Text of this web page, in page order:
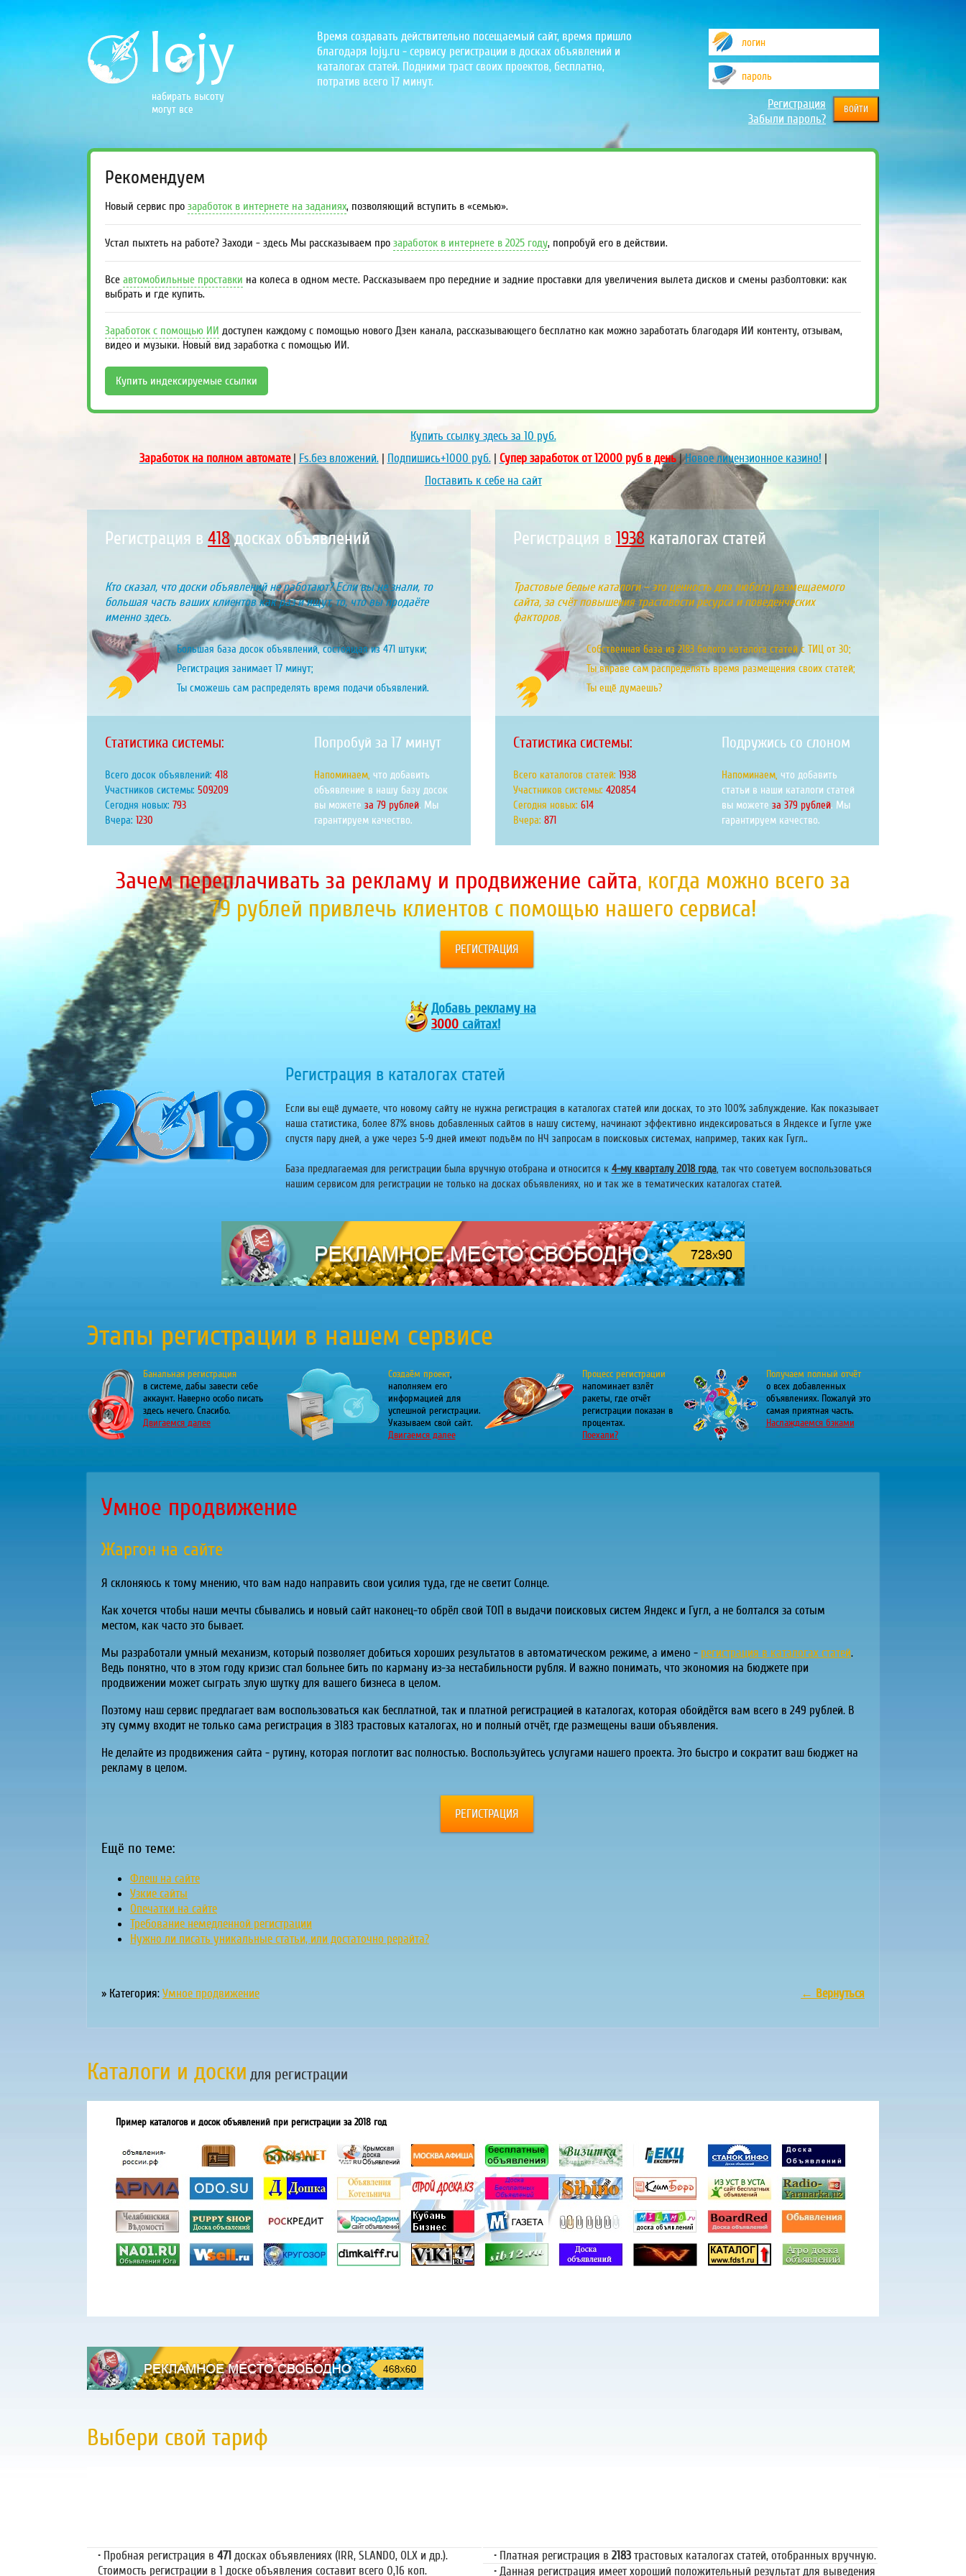
набирать высоту
могут все
Время создавать действительно посещаемый сайт, время пришло
благодаря lojy.ru - сервису регистрации в досках объявлений и
каталогах статей. Подними траст своих проектов, бесплатно,
потратив всего 17 минут.
Регистрация
Забыли пароль?
Рекомендуем
Новый сервис про заработок в интернете на заданиях, позволяющий вступить в «семью».
Устал пыхтеть на работе? Заходи - здесь Мы рассказываем про заработок в интернете в 2025 году, попробуй его в действии.
Все автомобильные проставки на колеса в одном месте. Рассказываем про передние и задние проставки для увеличения вылета дисков и смены разболтовки: как
выбрать и где купить.
Заработок с помощью ИИ доступен каждому с помощью нового Дзен канала, рассказывающего бесплатно как можно заработать благодаря ИИ контенту, отзывам,
видео и музыки. Новый вид заработка с помощью ИИ.
Купить индексируемые ссылки
Купить ссылку здесь за 10 руб.
Заработок на полном автомате| Fs.без вложений.| Подпишись+1000 руб.| Супер заработок от 12000 руб в день|Новое лицензионное казино! |
Поставить к себе на сайт
Регистрация в 459досках объявлений
Кто сказал, что доски объявлений не работают? Если вы не знали, то
большая часть ваших клиентов как раз и ищут, то, что вы продаёте
именно здесь.
Большая база досок объявлений, состоящая из 471 штуки;
Регистрация занимает 17 минут;
Ты сможешь сам распределять время подачи объявлений.
Статистика системы:
Всего досок объявлений: 459
Участников системы: 559712
Сегодня новых: 871
Вчера: 1352
Попробуй за 17 минут
Напоминаем, что добавить
объявление в нашу базу досок
вы можете за 79 рублей. Мы
гарантируем качество.
Регистрация в 2130 каталогах статей
Трастовые белые каталоги – это ценность для любого размещаемого
сайта, за счёт повышения трастовости ресурса и поведенческих
факторов.
Собственная база из 2183 белого каталога статей с ТИЦ от 30;
Ты вправе сам распределять время размещения своих статей;
Ты ещё думаешь?
Статистика системы:
Всего каталогов статей: 2130
Участников системы: 462594
Сегодня новых: 675
Вчера: 957
Подружись со слоном
Напоминаем, что добавить
статьи в наши каталоги статей
вы можетеза 379 рублей. Мы
гарантируем качество.
Зачем переплачивать за рекламу и продвижение сайта, когда можно всего за
79 рублей привлечь клиентов с помощью нашего сервиса!
РЕГИСТРАЦИЯ
Добавь рекламу на
3000 сайтах!
Регистрация в каталогах статей
Если вы ещё думаете, что новому сайту не нужна регистрация в каталогах статей или досках, то это 100% заблуждение. Как показывает
наша статистика, более 87% вновь добавленных сайтов в нашу систему, начинают эффективно индексироваться в Яндексе и Гугле уже
спустя пару дней, а уже через 5-9 дней имеют подъём по НЧ запросам в поисковых системах, например, таких как Гугл..
База предлагаемая для регистрации была вручную отобрана и относится к 4-му кварталу 2018 года, так что советуем воспользоваться
нашим сервисом для регистрации не только на досках объявлениях, но и так же в тематических каталогах статей.
Этапы регистрации в нашем сервисе
Банальная регистрация
в системе, дабы завести себе
аккаунт. Наверно особо писать
здесь нечего. Спасибо.
Двигаемся далее
Создаём проект,
наполняем его
информацией для
успешной регистрации.
Указываем свой сайт.
Двигаемся далее
Процесс регистрации
напоминает взлёт
ракеты, где отчёт
регистрации показан в
процентах.
Поехали?
Получаем полный отчёт
о всех добавленных
объявлениях. Пожалуй это
самая приятная часть.
Наслаждаемся бэками
Умное продвижение
Жаргон на сайте
Я склоняюсь к тому мнению, что вам надо направить свои усилия туда, где не светит Солнце.
Как хочется чтобы наши мечты сбывались и новый сайт наконец-то обрёл свой ТОП в выдачи поисковых систем Яндекс и Гугл, а не болтался за сотым
местом, как часто это бывает.
Мы разработали умный механизм, который позволяет добиться хороших результатов в автоматическом режиме, а имено - регистрация в каталогах статей.
Ведь понятно, что в этом году кризис стал больнее бить по карману из-за нестабильности рубля. И важно понимать, что экономия на бюджете при
продвижении может сыграть злую шутку для вашего бизнеса в целом.
Поэтому наш сервис предлагает вам воспользоваться как бесплатной, так и платной регистрацией в каталогах, которая обойдётся вам всего в 249 рублей. В
эту сумму входит не только сама регистрация в 3183 трастовых каталогах, но и полный отчёт, где размещены ваши объявления.
Не делайте из продвижения сайта - рутину, которая поглотит вас полностью. Воспользуйтесь услугами нашего проекта. Это быстро и сократит ваш бюджет на
рекламу в целом.
РЕГИСТРАЦИЯ
Ещё по теме:
Флеш на сайте
Узкие сайты
Опечатки на сайте
Требование немедленной регистрации
Нужно ли писать уникальные статьи, или достаточно рерайта?
» Категория:Умное продвижение ← Вернуться
Каталоги и доски для регистрации
Пример каталогов и досок объявлений при регистрации за 2018 год
Выбери свой тариф
• Пробная регистрация в 471досках объявлениях (IRR, SLANDO, OLX и др.).
Стоимость регистрации в 1 доске объявления составит всего 0,16 коп.
• Платная регистрация в 2183трастовых каталогах статей, отобранных вручную.
• Данная регистрация имеет хороший положительный результат для выведения